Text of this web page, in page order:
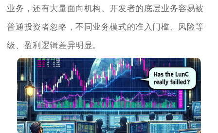
业务，还有大量面向机构、开发者的底层业务容易被
普通投资者忽略，不同业务模式的准入门槛、风险等
级、盈利逻辑差异明显。